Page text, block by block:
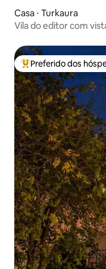
Casa ⋅ Turkaura
Vila do editor com
Entre os melhores
Preferido dos